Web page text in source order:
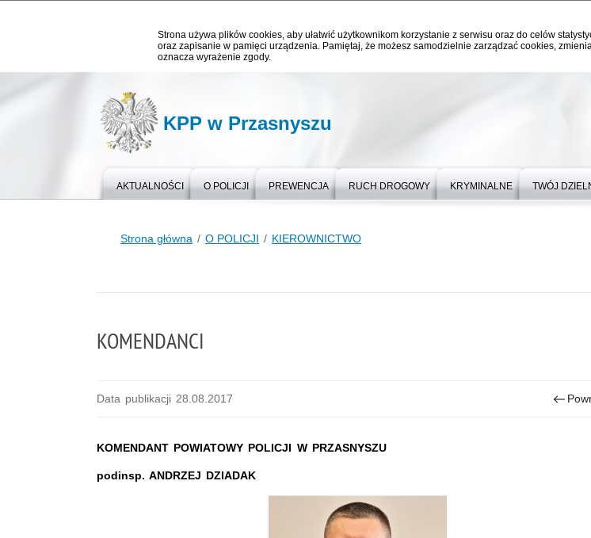
Strona używa plików cookies, aby ułatwić użytkownikom korzystanie z serwisu oraz do celów
oraz zapisanie w pamięci urządzenia. Pamiętaj, że możesz samodzielnie zarządzać cookies,
oznacza wyrażenie zgody.
KPP w Przasnyszu
AKTUALNOŚCI O POLICJI PREWENCJA RUCH DROGOWY KRYMINALNE TWÓJ
Strona główna O POLICJI KIEROWNICTWO
KOMENDANCI
Data publikacji 28.08.2017
KOMENDANT POWIATOWY POLICJI W PRZASNYSZU
podinsp. ANDRZEJ DZIADAK